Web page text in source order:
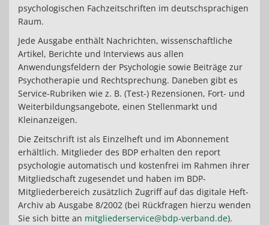
psychologischen Fachzeitschriften im deutschsprachigen
Raum.
Jede Ausgabe enthält Nachrichten, wissenschaftliche
Artikel, Berichte und Interviews aus allen
Anwendungsfeldern der Psychologie sowie Beiträge zur
Psychotherapie und Rechtsprechung. Daneben gibt es
Service-Rubriken wie z. B. (Test-) Rezensionen, Fort- und
Weiterbildungsangebote, einen Stellenmarkt und
Kleinanzeigen.
Die Zeitschrift ist als Einzelheft und im Abonnement
erhältlich. Mitglieder des BDP erhalten den report
psychologie automatisch und kostenfrei im Rahmen ihrer
Mitgliedschaft zugesendet und haben im BDP-
Mitgliederbereich zusätzlich Zugriff auf das digitale Heft-
Archiv ab Ausgabe 8/2002 (bei Rückfragen hierzu wenden
Sie sich bitte an mitgliederservice@bdp-verband.de).